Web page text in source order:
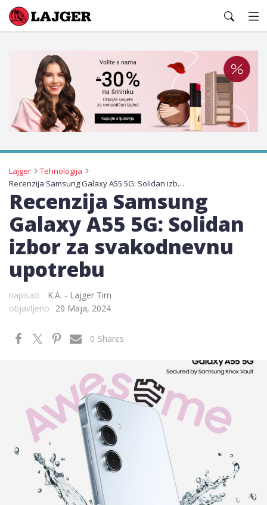
Lajger
Lajger
Tehnologija
Recenzija Samsung Galaxy A55 5G: Solidan izbor za svakodnevnu upotrebu
Recenzija Samsung
Galaxy A55 5G: Solidan
izbor za svakodnevnu
upotrebu
napisao
K.A. - Lajger Tim
objavljeno
20 Maja, 2024
Shares
0